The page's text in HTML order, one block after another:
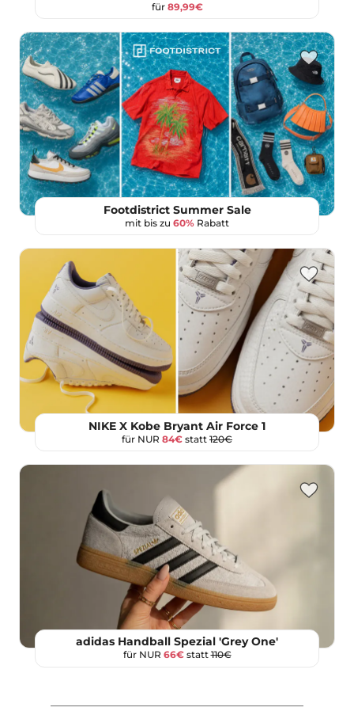
für 89,99€
Footdistrict Summer Sale
mit bis zu 60% Rabatt
NIKE X Kobe Bryant Air Force 1
für NUR 84€ statt 120€
adidas Handball Spezial 'Grey One'
für NUR 66€statt110€